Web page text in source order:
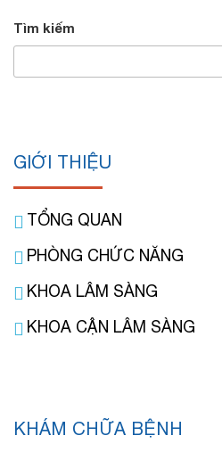
Tìm kiếm
GIỚI THIỆU
TỔNG QUAN
PHÒNG CHỨC NĂNG
KHOA LÂM SÀNG
KHOA CẬN LÂM SÀNG
KHÁM CHỮA BỆNH